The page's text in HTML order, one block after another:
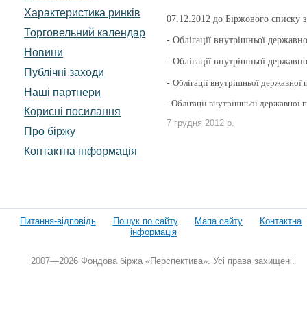
Характеристика pинків
Торговельний календар
Новини
Публічні заходи
Наші партнери
Корисні посилання
Про біржу
Контактна інформація
07.12.2012 до Біржового списку
- Облігації внутрішньої
- Облігації внутрішньої
- Облігації внутрішньої
- Облігації внутрішньої державної
7 грудня 2012 р.
Питання-відповідь Пошук по сайту Мапа сайту
Контактна
інформація
2007—2026 Фондова біржа «Перспектива». Усі права захищені.